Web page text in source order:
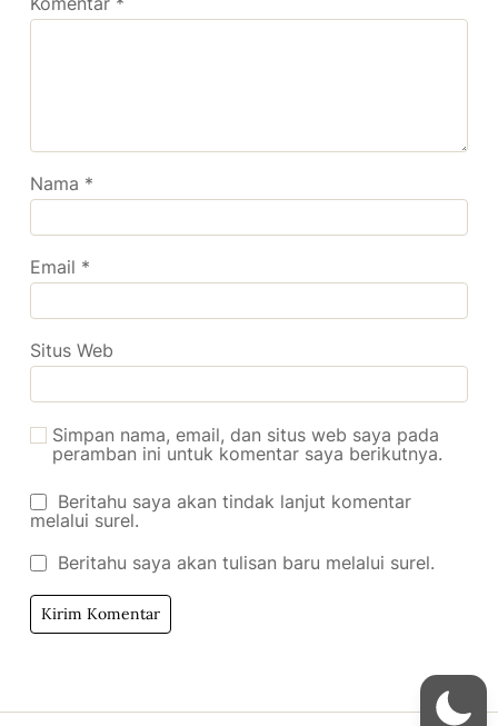
Nama *
Email *
Situs Web
Simpan nama, email, dan situs web saya pada
peramban ini untuk komentar saya berikutnya.
Beritahu saya akan tindak lanjut komentar
melalui surel.
Beritahu saya akan tulisan baru melalui surel.